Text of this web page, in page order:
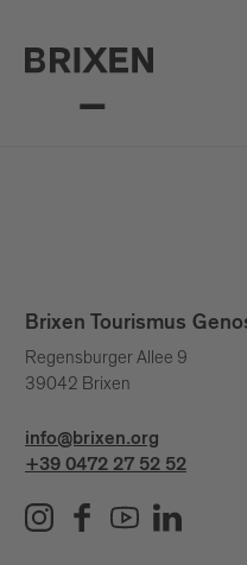
Brixen Tourismus
Regensburger Allee 9
39042 Brixen
info@brixen.org
+39 0472 27 52 52